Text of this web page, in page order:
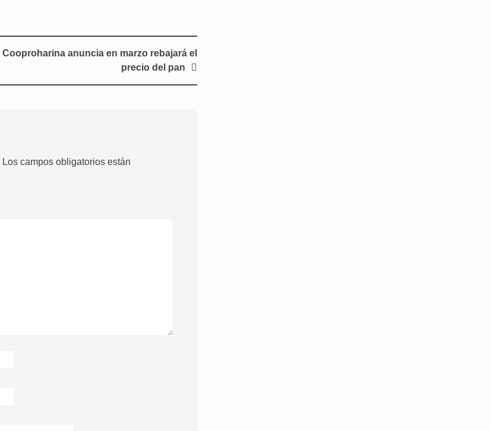
Cooproharina anuncia en marzo rebajará el
precio del pan
Los campos obligatorios están